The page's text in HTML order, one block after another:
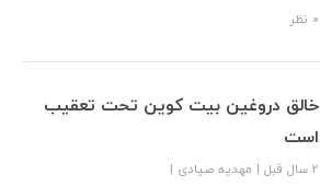
۰ نظر
خالق دروغین بیت کوین تحت تعقیب
است
2 سال قبل | مهدیه صیادی |